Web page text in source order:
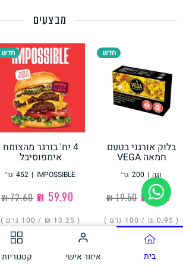
גבינות טבעוניות
מבצעים
חדש
בלוק אורגני בטעם
חמאה VEGA
200 גר׳ | וגה
‏19.50 ₪ ‏1.90 ₪
( ‏0.95 ₪ / 100 גרם )
חדש
4 יח' בורגר מהצומח
אימפוסיבל
452 גר׳ | IMPOSSIBLE
‏72.60 ₪
( ‏13.25 ₪ / 100 גרם )
בית איזור אישי קטגוריות